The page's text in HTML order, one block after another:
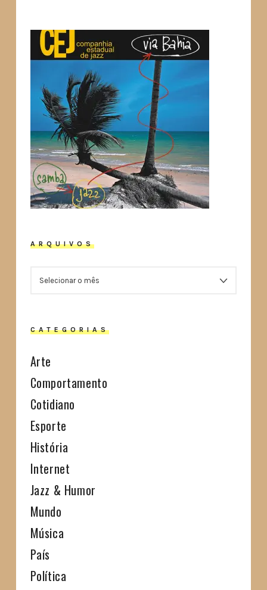
ARQUIVOS
CATEGORIAS
Arte
Comportamento
Cotidiano
Esporte
História
Internet
Jazz & Humor
Mundo
Música
País
Política